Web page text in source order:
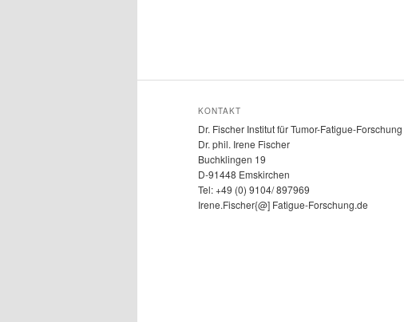
KONTAKT
Dr. Fischer Institut für Tumor-Fatigue-Forschung
Dr. phil. Irene Fischer
Buchklingen 19
D-91448 Emskirchen
Tel: +49 (0) 9104/ 897969
Irene.Fischer{@] Fatigue-Forschung.de